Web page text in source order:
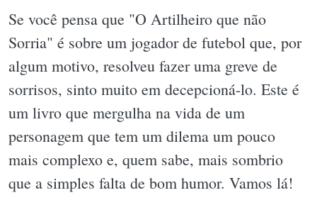
Se você pensa que "O Artilheiro que não
Sorria" é sobre um jogador de futebol que, por
algum motivo, resolveu fazer uma greve de
sorrisos, sinto muito em decepcioná-lo. Este é
um livro que mergulha na vida de um
personagem que tem um dilema um pouco
mais complexo e, quem sabe, mais sombrio
que a simples falta de bom humor. Vamos lá!